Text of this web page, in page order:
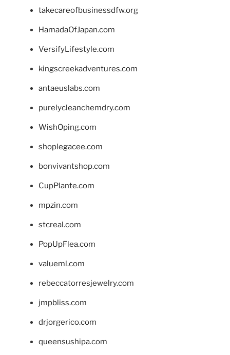
takecareofbusinessdfw.org
HamadaOfJapan.com
VersifyLifestyle.com
kingscreekadventures.com
antaeuslabs.com
purelycleanchemdry.com
WishOping.com
shoplegacee.com
bonvivantshop.com
CupPlante.com
mpzin.com
stcreal.com
PopUpFlea.com
valueml.com
rebeccatorresjewelry.com
jmpbliss.com
drjorgerico.com
queensushipa.com